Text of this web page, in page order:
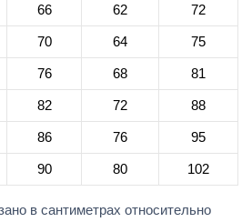
66 62 72
70 64 75
76 68 81
82 72 88
86 76 95
90 80 102
в сантиметрах относительно